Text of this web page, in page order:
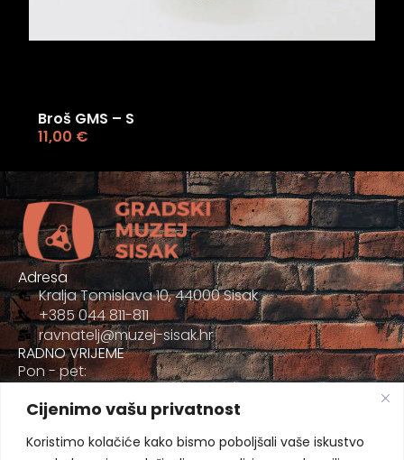
Cijenimo vašu privatnost
Koristimo kolačiće kako bismo poboljšali vaše iskustvo
Broš GMS – S
11,00 €
Adresa
Kralja Tomislava 10, 44000 Sisak
+385 044 811-811
ravnatelj@muzej-sisak.hr
RADNO VRIJEME
Pon - pet:
Sub